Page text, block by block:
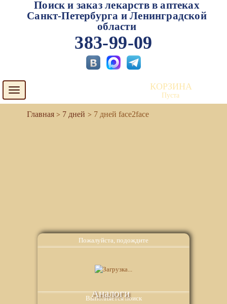
Пожалуйста, подождите
Выполняется поиск
Поиск и заказ лекарств в аптеках
Санкт-Петербурга и Ленинградской
области
383-99-09
Toggle
navigation
КОРЗИНА
Пуста
7 дней 7 дней face2face
Аналоги